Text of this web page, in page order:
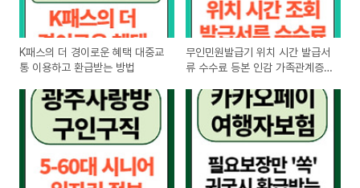
K패스의 더 경이로운 혜택 대중교
통 이용하고 환급받는 방법
무인민원발급기 위치 시간 발급서
류 수수료 등본 인감 가족관계증